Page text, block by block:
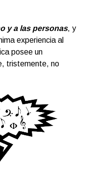
y a las personas, y
experiencia al
posee un
tristemente, no